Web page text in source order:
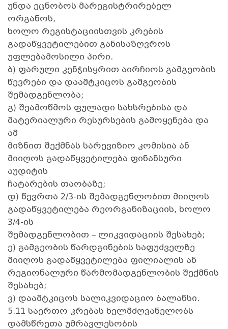
უნდა ეცნობოს მარეგისტრირებელ
ორგანოს,
ხოლო რეგისტაციისთვის კრების
გადაწყვეტილებით განისაზღვროს
უფლებამოსილი პირი.
ბ) ფარული კენჭისყრით აირჩიოს გამგეობის
წევრები და დაამტკიცოს გამგეობის
შემადგენლობა;
გ) შეამოწმოს ფულადი სახსრებისა და
მატერიალური რესურსების გამოყენება და
ამ
მიზნით შექმნას სარევიზიო კომისია ან
მიიღოს გადაწყვეტილება ფინანსური
აუდიტის
ჩატარების თაობაზე;
დ) წევრთა 2/3-ის შემადგენლობით მიიღოს
გადაწყვეტილება რეორგანიზაციის, ხოლო
3/4-ის
შემადგენლობით – ლიკვიდაციის შესახებ;
ე) გამგეობის წარდგინების საფუძველზე
მიიღოს გადაწყვეტილება ფილიალის ან
რეგიონალური წარმომადგენლობის შექმნის
შესახებ;
ვ) დაამტკიცოს სალიკვიდაციო ბალანსი.
5.11 საერთო კრებას ხელმძღვანელობს
დამსწრეთა უმრავლესობის